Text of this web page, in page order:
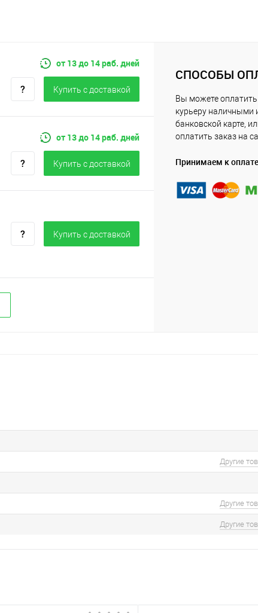
от 13 до 14 раб. дней
Купить c доставкой
от 13 до 14 раб. дней
Купить c доставкой
Купить c доставкой
СПОСОБЫ
Вы можете оплатить
курьеру наличными
банковской карте,
оплатить заказ на
Принимаем к оплате
Другие
Другие
Другие